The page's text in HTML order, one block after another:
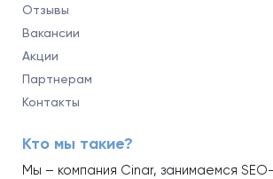
Отзывы
Вакансии
Акции
Партнерам
Контакты
Кто мы такие?
Мы – компания Cinar, занимаемся